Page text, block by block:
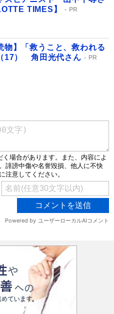
TIMES】
PR
物】「救うこと、救われる
17） 角田光代さん
PR